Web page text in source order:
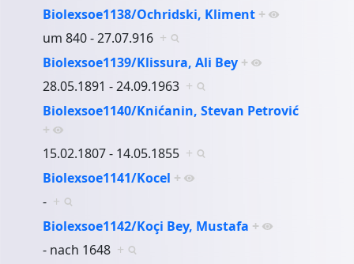
Biolexsoe1138/Ochridski, Kliment +
um 840 - 27.07.916 +
Biolexsoe1139/Klissura, Ali Bey +
28.05.1891 - 24.09.1963 +
Biolexsoe1140/Knićanin, Stevan Petrović
+
15.02.1807 - 14.05.1855 +
Biolexsoe1141/Kocel +
- +
Biolexsoe1142/Koçi Bey, Mustafa +
- nach 1648 +